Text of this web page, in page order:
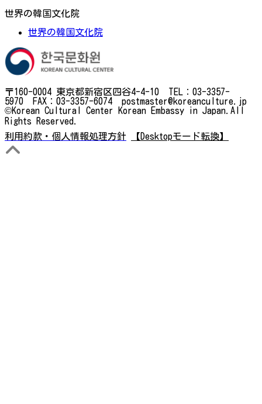
世界の韓国文化院
世界の韓国文化院
〒160-0004 東京都新宿区四谷4-4-10 TEL：03-3357-
5970 FAX：03-3357-6074 postmaster@koreanculture.jp
©Korean Cultural Center Korean Embassy in Japan.All
Rights Reserved.
利用約款・個人情報処理方針
【Desktopモード転換】